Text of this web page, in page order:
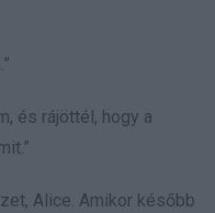
és rájöttél, hogy a
Alice. Amikor később